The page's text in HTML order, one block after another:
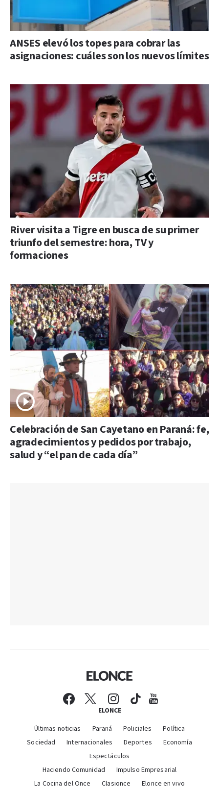
ANSES elevó los topes para cobrar las
asignaciones: cuáles son los nuevos límites
River visita a Tigre en busca de su primer
triunfo del semestre: hora, TV y
formaciones
Celebración de San Cayetano en Paraná: fe,
agradecimientos y pedidos por trabajo,
salud y “el pan de cada día”
ELONCE
Últimas noticias Paraná Policiales
Política
Sociedad
Internacionales Deportes
Economía
Espectáculos
Haciendo Comunidad
Impulso Empresarial
La Cocina del Once
Clasionce Elonce en vivo